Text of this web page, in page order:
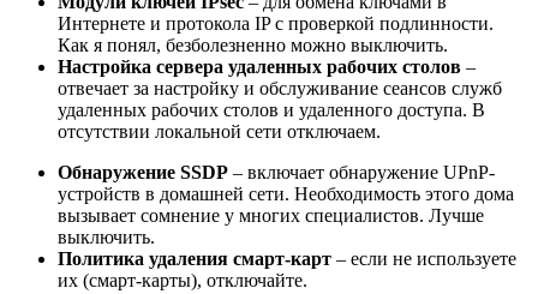
Интернете и протокола IP с проверкой подлинности.
Как я понял, безболезненно можно выключить.
Настройка сервера удаленных рабочих столов –
отвечает за настройку и обслуживание сеансов служб
удаленных рабочих столов и удаленного доступа. В
отсутствии локальной сети отключаем.
Обнаружение SSDP – включает обнаружение UPnP-
устройств в домашней сети. Необходимость этого дома
вызывает сомнение у многих специалистов. Лучше
выключить.
Политика удаления смарт-карт – если не используете
их (смарт-карты), отключайте.